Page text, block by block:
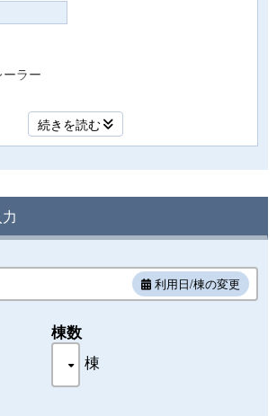
ラー
でき、朝は波の音と船の汽笛でお目覚めく
から伊勢湾を望めます。
にございます。
意はありません。必要な場合はご持参く
用料：15,000円
続きを読む
利用日/棟の変更
棟数
棟